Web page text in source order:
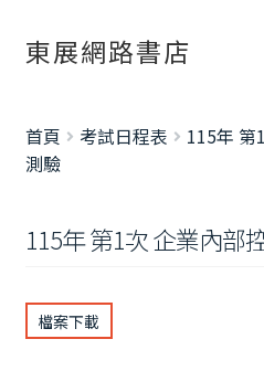
跳
至
覽
列
跳
至
要
內
容
東展網路書店
書籍修正
首頁 考試日程表
115年 第
測驗
115年 第1次 企業內部
檔案下載